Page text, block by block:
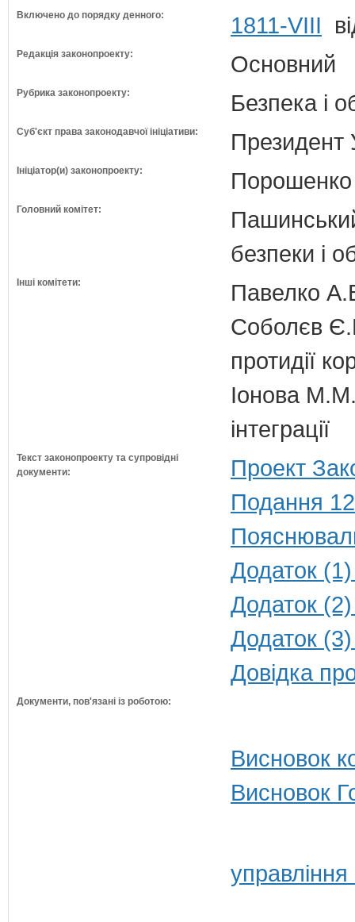
Включено до порядку денного: 1811-VIII
Редакція законопроекту: Основний
Рубрика законопроекту: Безпека і
Суб'єкт права законодавчої ініціативи: Президент
Ініціатор(и) законопроекту: Порошенко
Головний комітет:
безпеки і
Інші комітети:
Павелко
Соболєв
протидії
Іонова М.М.
інтеграції
Текст законопроекту та супровідні
документи:
Проект
Подання
Додаток
Додаток
Додаток
Довідка
Документи, пов'язані із роботою:
Висновок
Висновок